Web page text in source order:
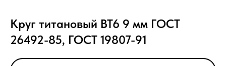
Круг титановый ВТ6 9 мм ГОСТ
26492-85, ГОСТ 19807-91